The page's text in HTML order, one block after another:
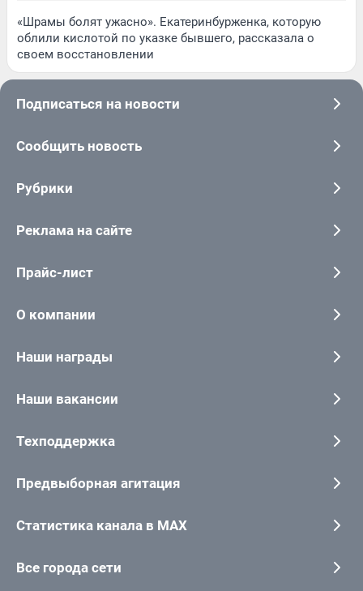
«Шрамы болят ужасно». Екатеринбурженка, которую
облили кислотой по указке бывшего, рассказала о
своем восстановлении
Подписаться на новости
Сообщить новость
Рубрики
Реклама на сайте
Прайс-лист
О компании
Наши награды
Наши вакансии
Техподдержка
Предвыборная агитация
Статистика канала в MAX
Все города сети